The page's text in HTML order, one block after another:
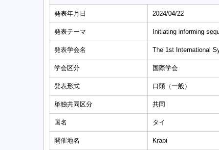
発表年月日 2024/04/22
発表テーマ Initiating informing
発表学会名 The 1st International
学会区分 国際学会
発表形式 口頭（一般）
単独共同区分 共同
国名 タイ
開催地名 Krabi